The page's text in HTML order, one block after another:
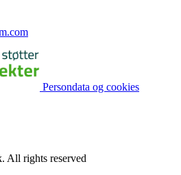
Persondata og cookies
All rights reserved